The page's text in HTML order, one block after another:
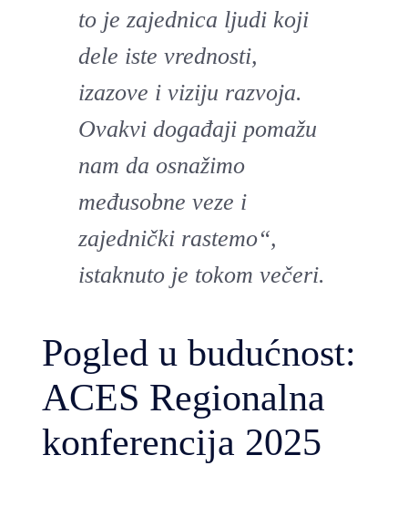
to je zajednica ljudi koji
dele iste vrednosti,
izazove i viziju razvoja.
Ovakvi događaji pomažu
nam da osnažimo
međusobne veze i
zajednički rastemo“,
istaknuto je tokom večeri.
Pogled u budućnost:
ACES Regionalna
konferencija 2025